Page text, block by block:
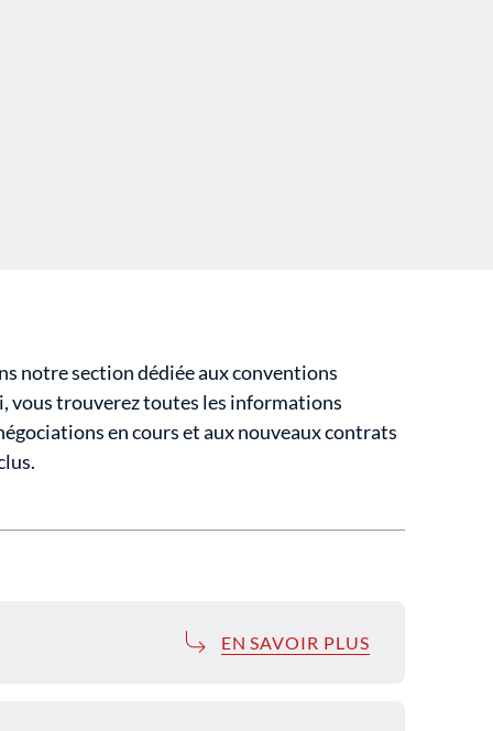
notre section dédiée aux conventions
vous trouverez toutes les informations
en cours et aux nouveaux contrats
EN SAVOIR PLUS